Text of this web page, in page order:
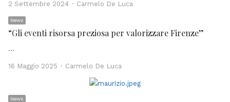
2 Settembre 2024 Author
Carmelo De Luca
News
“Gli eventi risorsa preziosa per valorizzare Firenze”
…
16 Maggio 2025 Author
Carmelo De Luca
News